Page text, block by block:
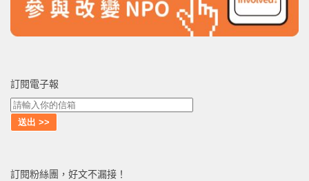
訂閱電子報
訂閱粉絲團，好文不漏接！